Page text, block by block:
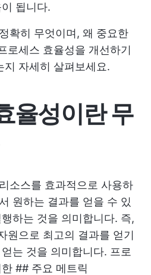
됩니다.
확히 무엇이며, 왜 중요한
로세스 효율성을 개선하기
지 자세히 살펴보세요.
율성이란 무
소스를 효과적으로 사용하
원하는 결과를 얻을 수 있
하는 것을 의미합니다. 즉,
원으로 최고의 결과를 얻기
는 것을 의미합니다. 프로
## 주요 메트릭